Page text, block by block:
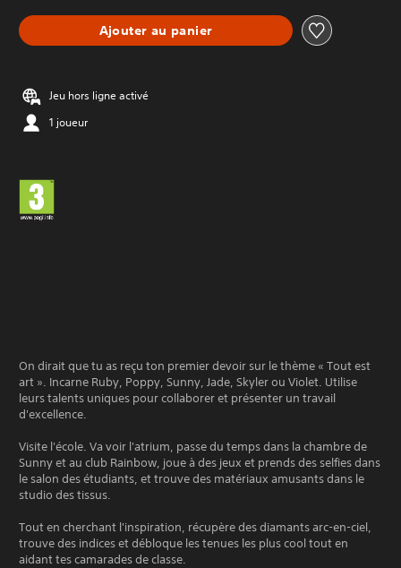
Ajouter au panier
Jeu hors ligne activé
1 joueur
On dirait que tu as reçu ton premier devoir sur le thème « Tout est
art ». Incarne Ruby, Poppy, Sunny, Jade, Skyler ou Violet. Utilise
leurs talents uniques pour collaborer et présenter un travail
d'excellence.
Visite l'école. Va voir l'atrium, passe du temps dans la chambre de
Sunny et au club Rainbow, joue à des jeux et prends des selfies dans
le salon des étudiants, et trouve des matériaux amusants dans le
studio des tissus.
Tout en cherchant l'inspiration, récupère des diamants arc-en-ciel,
trouve des indices et débloque les tenues les plus cool tout en
aidant tes camarades de classe.